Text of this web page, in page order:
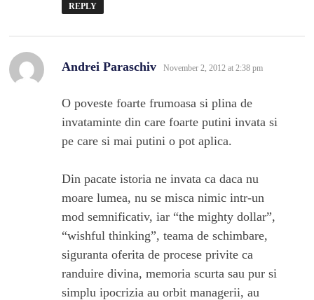
REPLY
Andrei Paraschiv says:
November 2, 2012 at 2:38 pm
O poveste foarte frumoasa si plina de
invataminte din care foarte putini invata si
pe care si mai putini o pot aplica.
Din pacate istoria ne invata ca daca nu
moare lumea, nu se misca nimic intr-un
mod semnificativ, iar “the mighty dollar”,
“wishful thinking”, teama de schimbare,
siguranta oferita de procese privite ca
randuire divina, memoria scurta sau pur si
simplu ipocrizia au orbit managerii, au